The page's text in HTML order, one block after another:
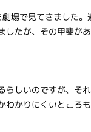
劇場で見てきました
たが、その甲斐があ
しいのですが、そ
かりにくいところも